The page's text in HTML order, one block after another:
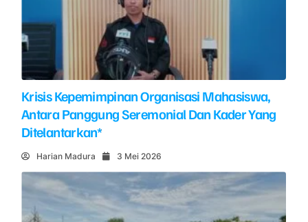
Krisis Kepemimpinan Organisasi Mahasiswa,
Antara Panggung Seremonial Dan Kader Yang
Ditelantarkan*
Harian Madura 3 Mei 2026